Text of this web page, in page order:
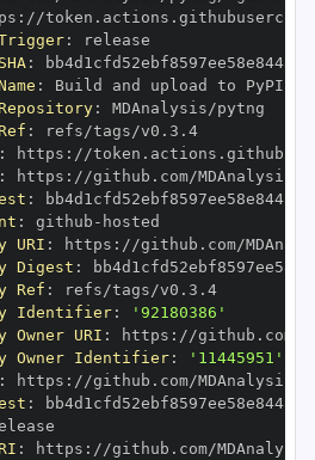
:
:
:
:
:
:
refs/tags/v0.3.4
: https :
: https :
:
: github -
URI : https :
Digest :
Ref :
refs/tags/v0.3.4
Identifier:
'92180386'
Owner URI : https :
Owner Identifier:
'11445951'
: https :
:
: https :